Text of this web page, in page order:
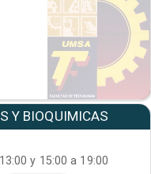
Y BIOQUIMICAS
y 15:00 a 19:00